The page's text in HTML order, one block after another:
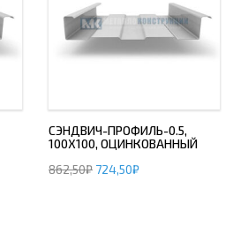
СЭНДВИЧ-ПРОФИЛЬ-0.5,
100Х100, ОЦИНКОВАННЫЙ
862,50₽ 724,50₽